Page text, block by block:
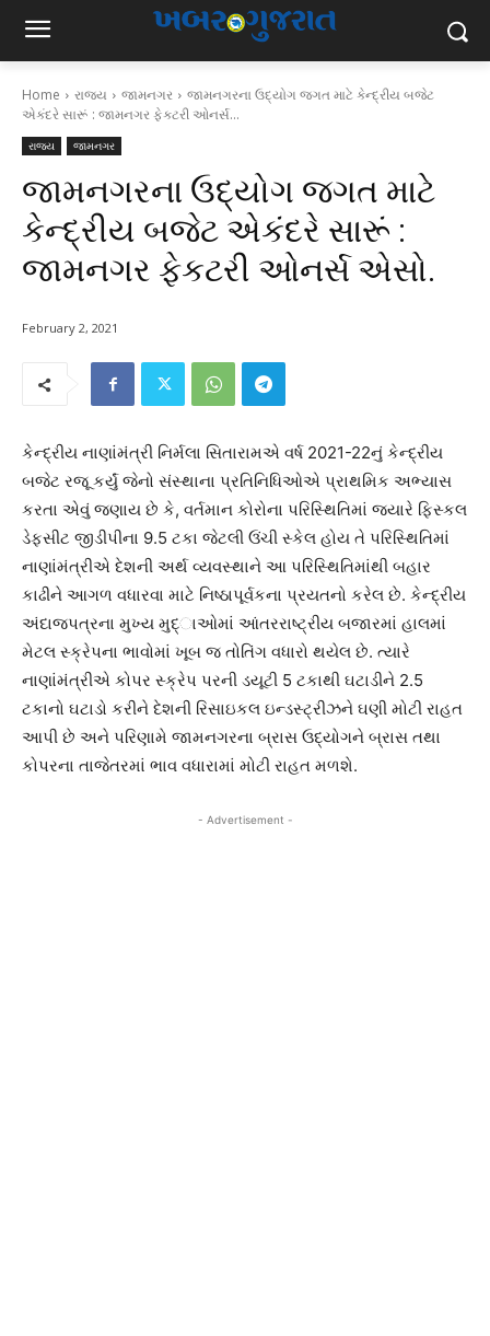
Home રાજ્ય જામનગર
જામનગરના ઉદ્યોગ જગત માટે કેન્દ્રીય બજેટ
એકંદરે સારૂં : જામનગર ફેકટરી ઓનર્સ...
રાજ્ય જામનગર
જામનગરના ઉદ્યોગ જગત માટે
કેન્દ્રીય બજેટ એકંદરે સારૂં :
જામનગર ફેકટરી ઓનર્સ એસો.
February 2, 2021
કેન્દ્રીય નાણાંમંત્રી નિર્મલા સિતારામએ વર્ષ 2021-22નું કેન્દ્રીય
બજેટ રજૂ કર્યું જેનો સંસ્થાના પ્રતિનિધિઓએ પ્રાથમિક અભ્યાસ
કરતા એવું જણાય છે કે, વર્તમાન કોરોના પરિસ્થિતિમાં જ્યારે ફિસ્કલ
ડેફસીટ જીડીપીના 9.5 ટકા જેટલી ઉંચી સ્કેલ હોય તે પરિસ્થિતિમાં
નાણાંમંત્રીએ દેશની અર્થ વ્યવસ્થાને આ પરિસ્થિતિમાંથી બહાર
કાઢીને આગળ વધારવા માટે નિષ્ઠાપૂર્વકના પ્રયતનો કરેલ છે. કેન્દ્રીય
અંદાજપત્રના મુખ્ય મુદ્ાઓમાં આંતરરાષ્ટ્રીય બજારમાં હાલમાં
મેટલ સ્ક્રેપના ભાવોમાં ખૂબ જ તોતિંગ વધારો થયેલ છે. ત્યારે
નાણાંમંત્રીએ કોપર સ્ક્રેપ પરની ડયૂટી 5 ટકાથી ઘટાડીને 2.5
ટકાનો ઘટાડો કરીને દેશની રિસાઇકલ ઇન્ડસ્ટ્રીઝને ઘણી મોટી રાહત
આપી છે અને પરિણામે જામનગરના બ્રાસ ઉદ્યોગને બ્રાસ તથા
કોપરના તાજેતરમાં ભાવ વધારામાં મોટી રાહત મળશે.
- Advertisement -